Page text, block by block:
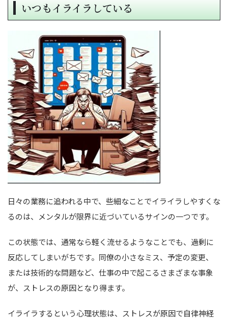
いつもイライラしている
日々の業務に追われる中で、些細なことでイライラしやすくな
るのは、メンタルが限界に近づいているサインの一つです。
この状態では、通常なら軽く流せるようなことでも、過剰に
反応してしまいがちです。同僚の小さなミス、予定の変更、
または技術的な問題など、仕事の中で起こるさまざまな事象
が、ストレスの原因となり得ます。
イライラするという心理状態は、ストレスが原因で自律神経